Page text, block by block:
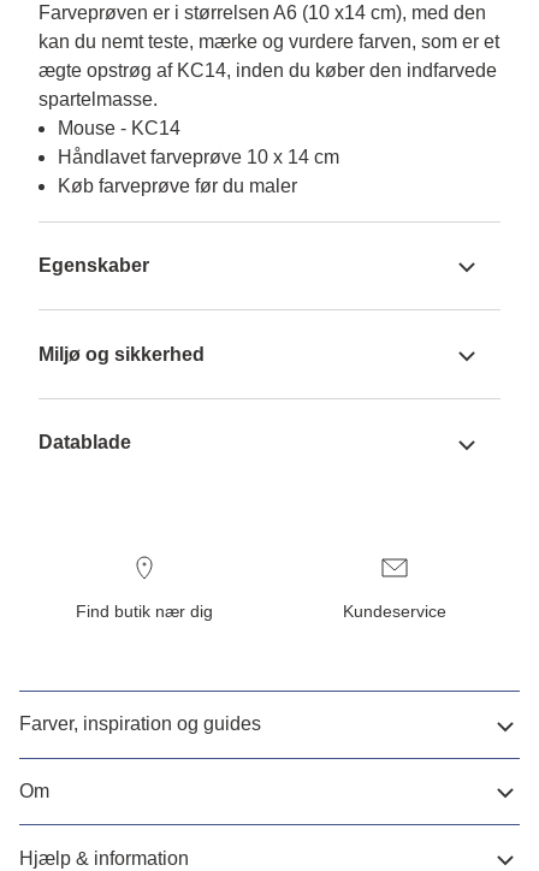
Farveprøven er i størrelsen A6 (10 x14 cm), med den
kan du nemt teste, mærke og vurdere farven, som er et
ægte opstrøg af KC14, inden du køber den indfarvede
spartelmasse.
Mouse - KC14
Håndlavet farveprøve 10 x 14 cm
Køb farveprøve før du maler
Egenskaber
Miljø og sikkerhed
Datablade
Find butik nær dig Kundeservice
Farver, inspiration og guides
Om
Hjælp & information